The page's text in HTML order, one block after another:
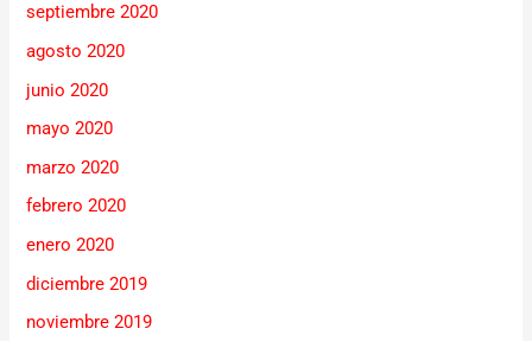
septiembre 2020
agosto 2020
junio 2020
mayo 2020
marzo 2020
febrero 2020
enero 2020
diciembre 2019
noviembre 2019